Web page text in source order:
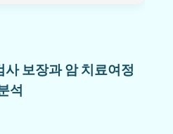
보장과 암 치료여정
석